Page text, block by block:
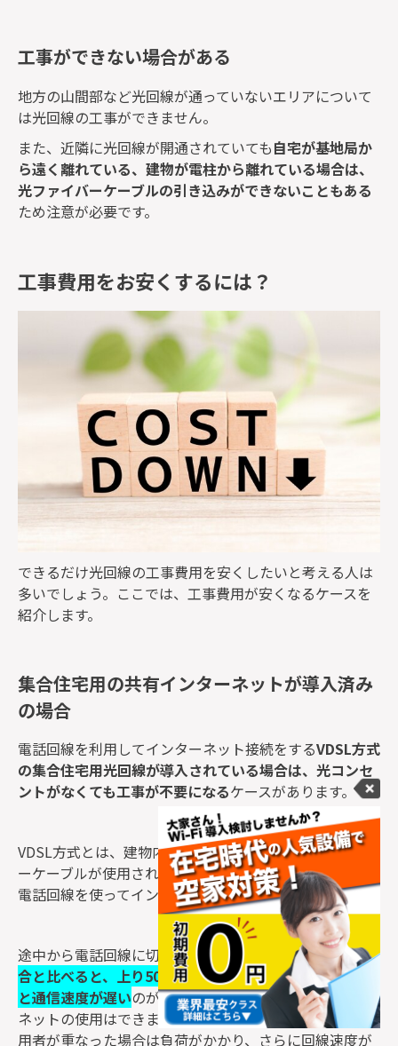
工事ができない場合がある
地方の山間部など光回線が通っていないエリアについて
は光回線の工事ができません。
また、近隣に光回線が開通されていても自宅が基地局か
ら遠く離れている、建物が電柱から離れている場合は、
光ファイバーケーブルの引き込みができないこともある
ため注意が必要です。
工事費用をお安くするには？
できるだけ光回線の工事費用を安くしたいと考える人は
多いでしょう。ここでは、工事費用が安くなるケースを
紹介します。
集合住宅用の共有インターネットが導入済み
の場合
電話回線を利用してインターネット接続をするVDSL方式
の集合住宅用光回線が導入されている場合は、光コンセ
ントがなくても工事が不要になるケースがあります。
VDSL方式とは、建物内の共用スペースまでは光ファイバ
ーケーブルが使用され、共用スペースから各部屋までは
電話回線を使ってインターネットに接続する方法です。
途中から電話回線に切り替わるため、
すべて光回線の場
合と比べると、上り50 Mbps ~100Mbps、下り100Mbps
と通信速度が遅いのが特徴です。そのままでもインター
ネットの使用はできますが、夜間などインターネット利
用者が重なった場合は負荷がかかり、さらに回線速度が